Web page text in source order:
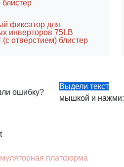
фиксатор для
инверторов 75LB
(с отверстием) блистер
ошибку?
Выдели текст
мышкой и нажми:
платформа